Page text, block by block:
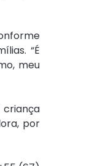
“É
meu
criança
por